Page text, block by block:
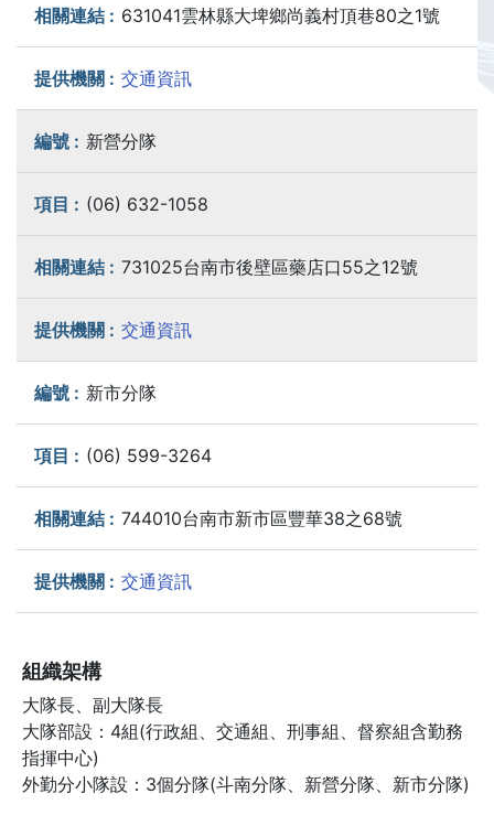
631041雲林縣大埤鄉尚義村頂巷80之1號
交通資訊
新營分隊
(06) 632-1058
731025台南市後壁區藥店口55之12號
交通資訊
新市分隊
(06) 599-3264
744010台南市新市區豐華38之68號
交通資訊
組織架構
大隊長、副大隊長
大隊部設：4組(行政組、交通組、刑事組、督察組含勤務
指揮中心)
外勤分小隊設：3個分隊(斗南分隊、新營分隊、新市分隊)